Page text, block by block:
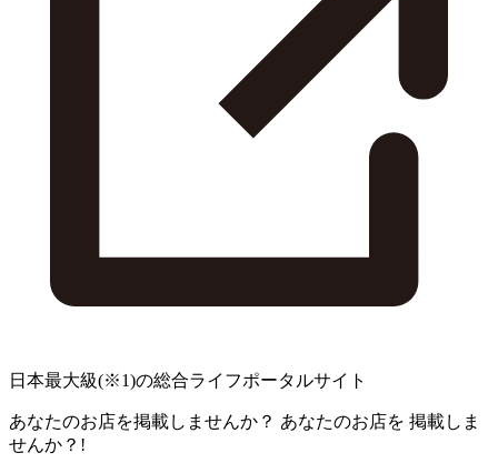
日本最大級(※1)の総合ライフポータルサイト
あなたのお店を掲載しませんか？ あなたのお店を 掲載しま
せんか？!